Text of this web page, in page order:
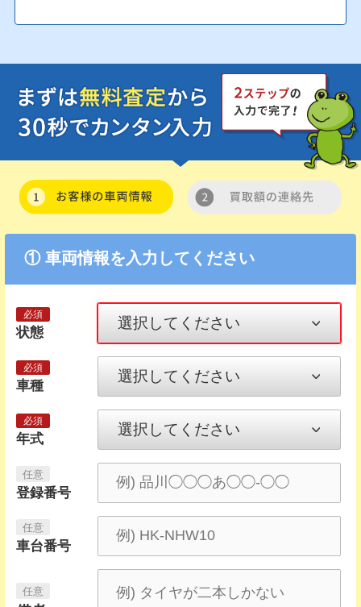
① 車両情報を入力してください
状態
車種
年式
登録番号
車台番号